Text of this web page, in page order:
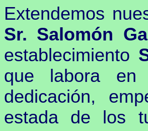
Extendemos
Sr. Salomón
establecimiento
que labora en
dedicación,
estada de los